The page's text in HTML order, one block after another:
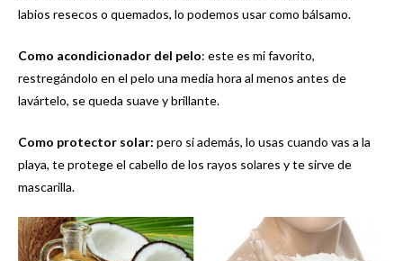
labios resecos o quemados, lo podemos usar como bálsamo.
Como acondicionador del pelo: este es mi favorito,
restregándolo en el pelo una media hora al menos antes de
lavártelo, se queda suave y brillante.
Como protector solar: pero si además, lo usas cuando vas a la
playa, te protege el cabello de los rayos solares y te sirve de
mascarilla.